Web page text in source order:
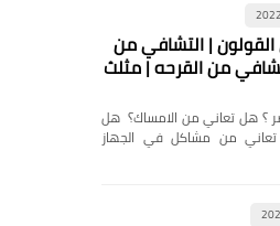
| التشافي من
من القرحه | مثلث
؟ هل تعاني من الامساك؟ هل
من مشاكل في الجهاز